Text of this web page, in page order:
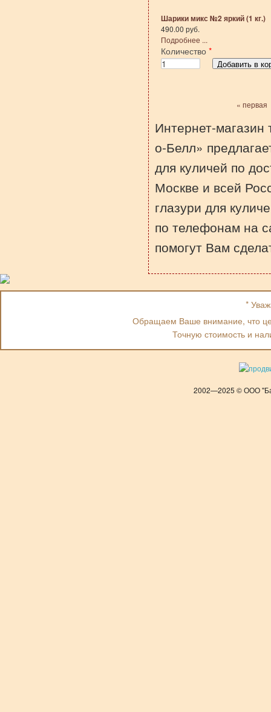
Шарики микс №2 яркий (1 кг.)
490.00 руб.
Подробнее ...
Количество *
« первая
Интернет-магазин
о-Белл»
для куличей по
Москве и всей
глазури для
по телефонам на
помогут Вам
*
Обращаем Ваше внимание, что
Точную стоимость и
2002—2025 © ООО